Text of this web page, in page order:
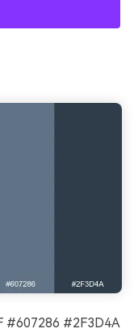
#607286 #2F3D4A